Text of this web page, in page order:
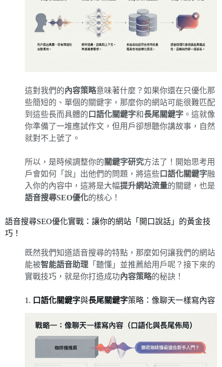
這對我們的內容策略意味著什麼？如果你還在只優化那
些簡短的、單個的關鍵字，那麼你的網站可能很難匹配
到這些長而具體的 口語化關鍵字和長尾關鍵字 。這就像
你準備了一堆應試作文，但用戶卻想聽你講故事，自然
就對不上號了。
所以，是時候調整你的 關鍵字研究方法了！開始思考用
戶會如何「說」出他們的問題，將這些 口語化關鍵字融
入你的內容中，這將是大幅提升網站流量的關鍵，也是
語音搜尋SEO優化的核心！
語音搜尋SEO優化實戰：讓你的網站「開口說話」的黃金技
巧！
既然我們知道語音搜尋的特點，那麼如何讓我們的網站
能被智能語音助理 「聽懂」並推薦給用戶呢？接下來的
實戰技巧，就是你打造成功內容策略的秘訣！
1. 口語化關鍵字與長尾關鍵字策略：像聊天一樣寫內容